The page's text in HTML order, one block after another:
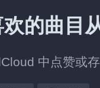
欢的曲目
中点赞或